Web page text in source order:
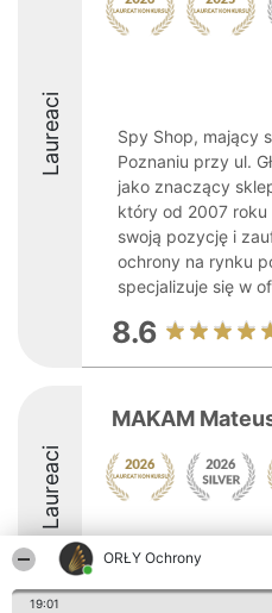
ORŁY Ochrony
19:01
Laureaci
Spy Shop, mający
Poznaniu przy ul.
jako znaczący
który od 2007
swoją pozycję i
ochrony na rynku
specjalizuje się w
8.6
Laureaci
MAKAM
8.8